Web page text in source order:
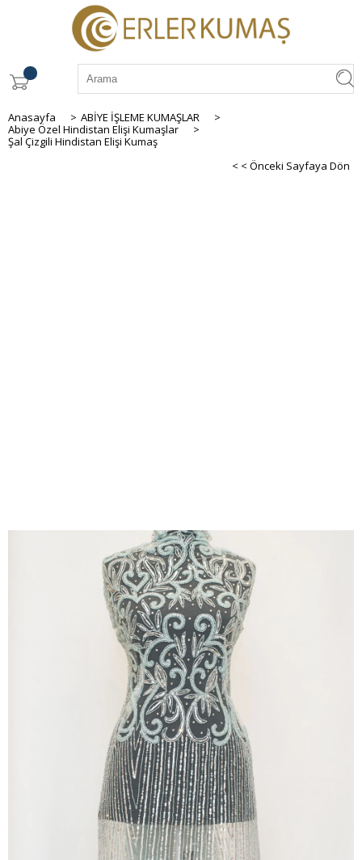
Anasayfa > ABİYE İŞLEME KUMAŞLAR
>
Abiye Özel Hindistan Elişi Kumaşlar
>
Şal Çizgili Hindistan Elişi Kumaş
< < Önceki Sayfaya Dön